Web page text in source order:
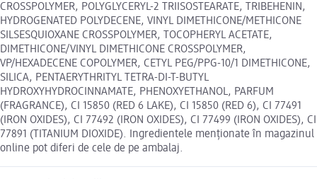
CROSSPOLYMER, POLYGLYCERYL-2 TRIISOSTEARATE, TRIBEHENIN,
HYDROGENATED POLYDECENE, VINYL DIMETHICONE/METHICONE
SILSESQUIOXANE CROSSPOLYMER, TOCOPHERYL ACETATE,
DIMETHICONE/VINYL DIMETHICONE CROSSPOLYMER,
VP/HEXADECENE COPOLYMER, CETYL PEG/PPG-10/1 DIMETHICONE,
SILICA, PENTAERYTHRITYL TETRA-DI-T-BUTYL
HYDROXYHYDROCINNAMATE, PHENOXYETHANOL, PARFUM
(FRAGRANCE), CI 15850 (RED 6 LAKE), CI 15850 (RED 6), CI 77491
(IRON OXIDES), CI 77492 (IRON OXIDES), CI 77499 (IRON OXIDES), CI
77891 (TITANIUM DIOXIDE). Ingredientele menționate în magazinul
online pot diferi de cele de pe ambalaj.